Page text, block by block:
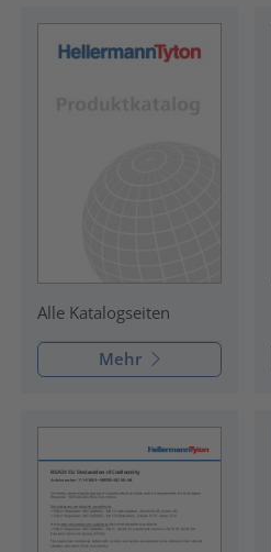
Alle Katalogseiten
Mehr